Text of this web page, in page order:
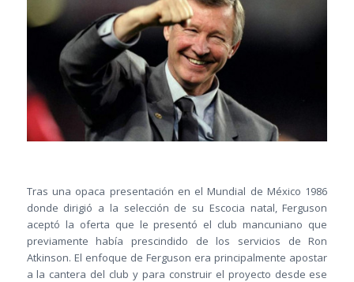
Tras una opaca presentación en el Mundial de México 1986
donde dirigió a la selección de su Escocia natal, Ferguson
aceptó la oferta que le presentó el club mancuniano que
previamente había prescindido de los servicios de Ron
Atkinson. El enfoque de Ferguson era principalmente apostar
a la cantera del club y para construir el proyecto desde ese